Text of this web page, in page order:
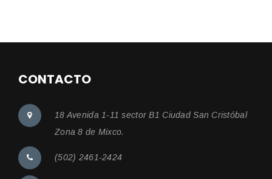
CONTACTO
18 Avenida 1-11 sector B1 Ciudad San Cristóbal
Zona 8 de Mixco.
(502) 2461-2424